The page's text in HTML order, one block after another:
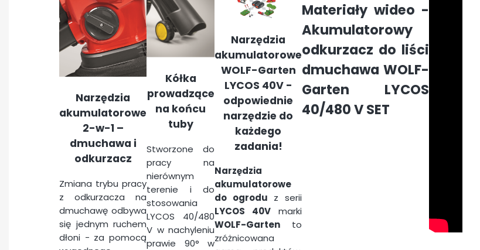
Narzędzia
akumulatorowe
2-w-1 –
dmuchawa i
odkurzacz
Zmiana trybu pracy
z odkurzacza na
dmuchawę odbywa
się jednym ruchem
dłoni - za pomocą
Kółka
prowadzące
na końcu
tuby
Stworzone do
pracy na
nierównym
terenie i do
stosowania
LYCOS 40/480
V w nachyleniu
prawie 90° w
Narzędzia
akumulatorowe
WOLF-Garten
LYCOS 40V -
odpowiednie
narzędzie do
każdego
zadania!
Narzędzia
akumulatorowe
do ogrodu z serii
LYCOS 40V marki
WOLF-Garten to
zróżnicowana
Materiały wideo -
Akumulatorowy
odkurzacz do liści
dmuchawa WOLF-
Garten LYCOS
40/480 V SET